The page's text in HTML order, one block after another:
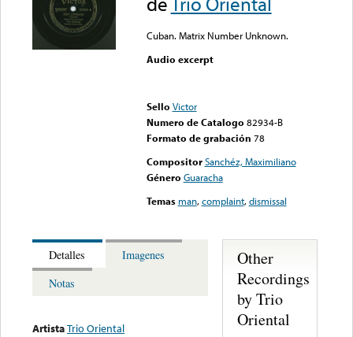
Cuban. Matrix Number Unknown.
Audio excerpt
Sello Victor
Numero de Catalogo 82934-B
Formato de grabación 78
Compositor Sanchéz, Maximiliano
Género Guaracha
Temas man,complaint,dismissal
Detalles
Imagenes
Notas
ArtistaTrio Oriental
Other
Recordings
by Trio
Oriental